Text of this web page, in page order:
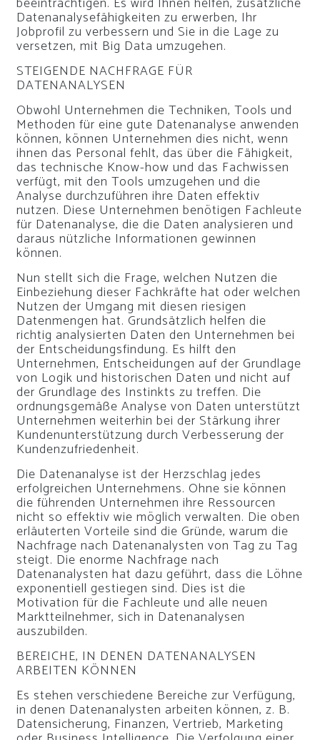
Datenanalysefähigkeiten zu erwerben, Ihr
Jobprofil zu verbessern und Sie in die Lage zu
versetzen, mit Big Data umzugehen.
STEIGENDE NACHFRAGE FÜR
DATENANALYSEN
Obwohl Unternehmen die Techniken, Tools und
Methoden für eine gute Datenanalyse anwenden
können, können Unternehmen dies nicht, wenn
ihnen das Personal fehlt, das über die Fähigkeit,
das technische Know-how und das Fachwissen
verfügt, mit den Tools umzugehen und die
Analyse durchzuführen ihre Daten effektiv
nutzen. Diese Unternehmen benötigen Fachleute
für Datenanalyse, die die Daten analysieren und
daraus nützliche Informationen gewinnen
können.
Nun stellt sich die Frage, welchen Nutzen die
Einbeziehung dieser Fachkräfte hat oder welchen
Nutzen der Umgang mit diesen riesigen
Datenmengen hat. Grundsätzlich helfen die
richtig analysierten Daten den Unternehmen bei
der Entscheidungsfindung. Es hilft den
Unternehmen, Entscheidungen auf der Grundlage
von Logik und historischen Daten und nicht auf
der Grundlage des Instinkts zu treffen. Die
ordnungsgemäße Analyse von Daten unterstützt
Unternehmen weiterhin bei der Stärkung ihrer
Kundenunterstützung durch Verbesserung der
Kundenzufriedenheit.
Die Datenanalyse ist der Herzschlag jedes
erfolgreichen Unternehmens. Ohne sie können
die führenden Unternehmen ihre Ressourcen
nicht so effektiv wie möglich verwalten. Die oben
erläuterten Vorteile sind die Gründe, warum die
Nachfrage nach Datenanalysten von Tag zu Tag
steigt. Die enorme Nachfrage nach
Datenanalysten hat dazu geführt, dass die Löhne
exponentiell gestiegen sind. Dies ist die
Motivation für die Fachleute und alle neuen
Marktteilnehmer, sich in Datenanalysen
auszubilden.
BEREICHE, IN DENEN DATENANALYSEN
ARBEITEN KÖNNEN
Es stehen verschiedene Bereiche zur Verfügung,
in denen Datenanalysten arbeiten können, z. B.
Datensicherung, Finanzen, Vertrieb, Marketing